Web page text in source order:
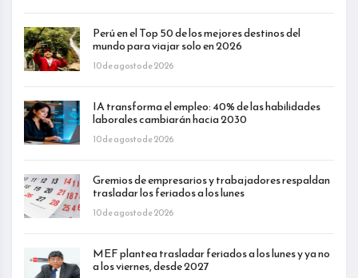
Perú en el Top 50 de los mejores destinos del
mundo para viajar solo en 2026
10 de agosto de 2026
IA transforma el empleo: 40% de las habilidades
laborales cambiarán hacia 2030
10 de agosto de 2026
Gremios de empresarios y trabajadores respaldan
trasladar los feriados a los lunes
10 de agosto de 2026
MEF plantea trasladar feriados a los lunes y ya no
a los viernes, desde 2027